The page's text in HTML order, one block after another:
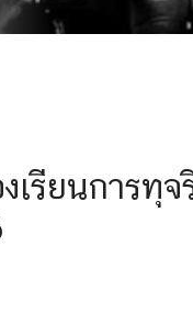
งเรียนการ